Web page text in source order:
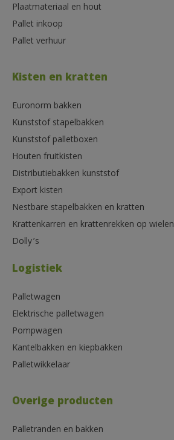
Plaatmateriaal en hout
Pallet inkoop
Pallet verhuur
Kisten en kratten
Euronorm bakken
Kunststof stapelbakken
Kunststof palletboxen
Houten fruitkisten
Distributiebakken kunststof
Export kisten
Nestbare stapelbakken en kratten
Krattenkarren en krattenrekken op wielen
Dolly’s
Logistiek
Palletwagen
Elektrische palletwagen
Pompwagen
Kantelbakken en kiepbakken
Palletwikkelaar
Overige producten
Palletranden en bakken